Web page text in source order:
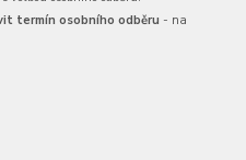
termín osobního odběru - na